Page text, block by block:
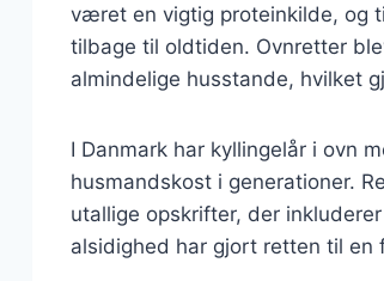
været en vigtig proteinkilde, og
tilbage til oldtiden. Ovnretter
almindelige husstande, hvilket
I Danmark har kyllingelår i ovn
husmandskost i generationer.
utallige opskrifter, der
alsidighed har gjort retten til en